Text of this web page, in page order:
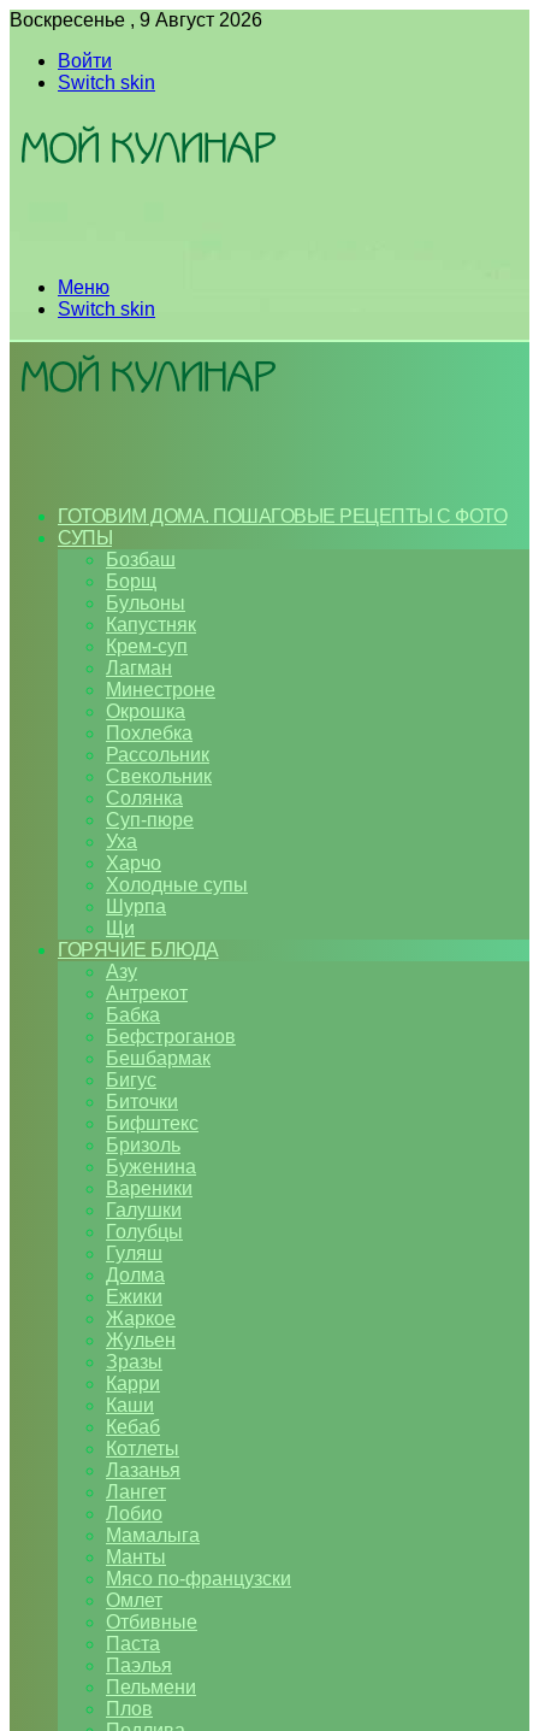
Воскресенье , 9 Август 2026
Войти
Switch skin
Меню
Switch skin
ГОТОВИМ ДОМА. ПОШАГОВЫЕ РЕЦЕПТЫ С ФОТО
СУПЫ
Бозбаш
Борщ
Бульоны
Капустняк
Крем-суп
Лагман
Минестроне
Окрошка
Похлебка
Рассольник
Свекольник
Солянка
Суп-пюре
Уха
Харчо
Холодные супы
Шурпа
Щи
ГОРЯЧИЕ БЛЮДА
Азу
Антрекот
Бабка
Бефстроганов
Бешбармак
Бигус
Биточки
Бифштекс
Бризоль
Буженина
Вареники
Галушки
Голубцы
Гуляш
Долма
Ежики
Жаркое
Жульен
Зразы
Карри
Каши
Кебаб
Котлеты
Лазанья
Лангет
Лобио
Мамалыга
Манты
Мясо по-французски
Омлет
Отбивные
Паста
Паэлья
Пельмени
Плов